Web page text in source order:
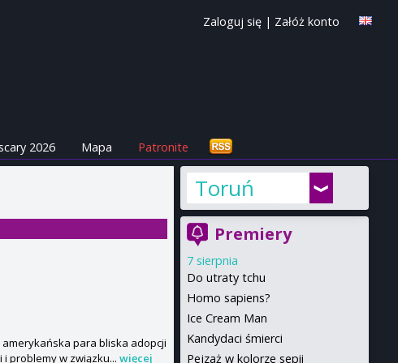
Zaloguj się | Załóż konto
2026 Mapa Patronite
amerykańska para bliska adopcji
problemy w związku... więcej
Toruń
Premiery
7 sierpnia
Do utraty tchu
Homo sapiens?
Ice Cream Man
Kandydaci śmierci
Pejzaż w kolorze sepii